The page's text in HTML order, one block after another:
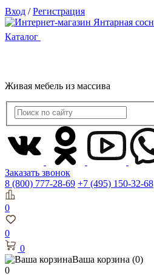
Вход / Регистрация
Каталог
Живая мебель из массива
Заказать звонок
8 (800) 777-28-69 +7 (495) 150-32-68
0
0
0
Ваша корзина (0)
0